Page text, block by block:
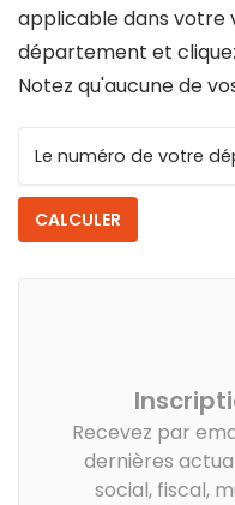
applicable dans votre
département et
Notez qu'aucune de
Le numéro de votre
CALCULER
Recevez par
dernières
social, fiscal,